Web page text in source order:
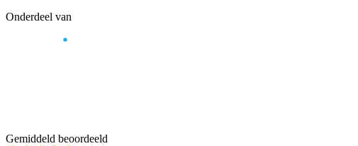
Onderdeel van
Gemiddeld beoordeeld